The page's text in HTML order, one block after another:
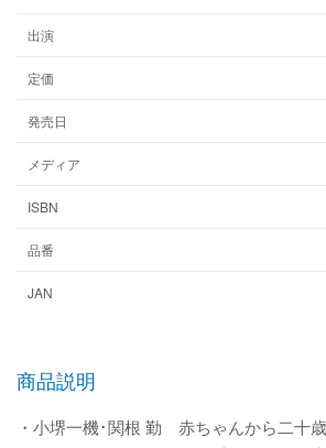
出演
定価
発売日
メディア
ISBN
品番
JAN
商品説明
・小堺一機･関根 勤 赤ちゃんから二十